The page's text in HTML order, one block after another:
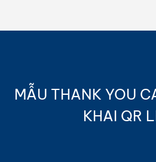
MẪU THANK YOU
KHAI QR